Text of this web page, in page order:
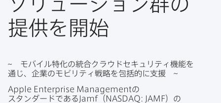
動
提供を​開始
~
モバイル特化の​統合クラウドセキュリティ機能を​
通じ、​企業の​モビリティ戦略を​包括的に​支援
~
Apple Enterprise Managementの​
スタンダードである Jamf（NASDAQ: JAMF）の​